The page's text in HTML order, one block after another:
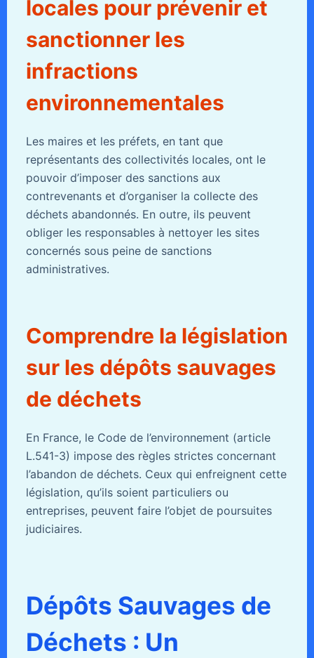
locales pour prévenir et
sanctionner les
infractions
environnementales
Les maires et les préfets, en tant que
représentants des collectivités locales, ont le
pouvoir d’imposer des sanctions aux
contrevenants et d’organiser la collecte des
déchets abandonnés. En outre, ils peuvent
obliger les responsables à nettoyer les sites
concernés sous peine de sanctions
administratives.
Comprendre la législation
sur les dépôts sauvages
de déchets
En France, le Code de l’environnement (article
L.541-3) impose des règles strictes concernant
l’abandon de déchets. Ceux qui enfreignent cette
législation, qu’ils soient particuliers ou
entreprises, peuvent faire l’objet de poursuites
judiciaires.
Dépôts Sauvages de
Déchets : Un